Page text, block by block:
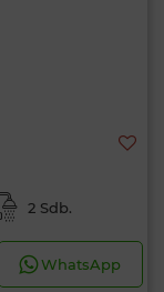
2 Sdb.
WhatsApp